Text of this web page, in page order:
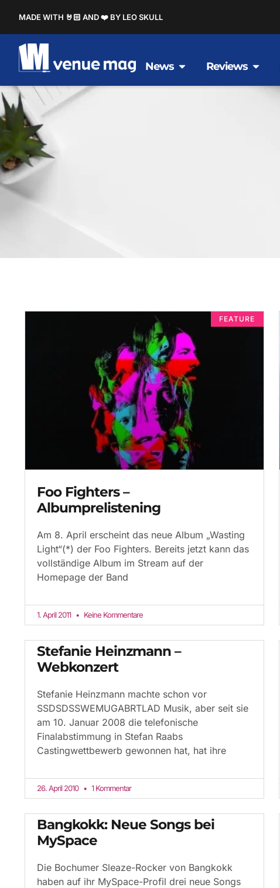
MADE WITH 🤘🏻 AND ❤️ BY LEO SKULL
News Reviews
FEATURE
Foo Fighters –
Albumprelistening
Am 8. April erscheint das neue Album „Wasting
Light“(*) der Foo Fighters. Bereits jetzt kann das
vollständige Album im Stream auf der
Homepage der Band
1. April 2011 Keine Kommentare
Stefanie Heinzmann –
Webkonzert
Stefanie Heinzmann machte schon vor
SSDSDSSWEMUGABRTLAD Musik, aber seit sie
am 10. Januar 2008 die telefonische
Finalabstimmung in Stefan Raabs
Castingwettbewerb gewonnen hat, hat ihre
26. April 2010 1 Kommentar
Bangkokk: Neue Songs bei
MySpace
Die Bochumer Sleaze-Rocker von Bangkokk
haben auf ihr MySpace-Profil drei neue Songs